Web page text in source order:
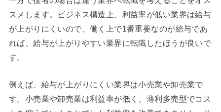
スメします。ビジネス構造上、利益率が低い業界は給与
が上がりにくいので、働く上で1番重要なのが給与であ
れば、給与が上がりやすい業界に転職したほうが良いで
す。
例えば、給与が上がりにくい業界は小売業や卸売業で
す。小売業や卸売業は利益率が低く、薄利多売型でコス